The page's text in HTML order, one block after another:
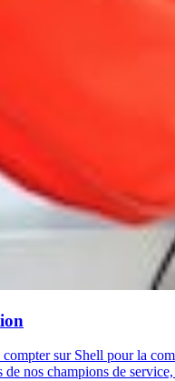
sur Shell pour la
de nos champions de